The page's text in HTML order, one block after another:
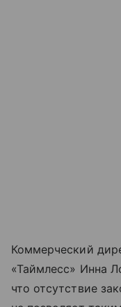
Коммерческий
«Таймлесс» Инна
что отсутствие